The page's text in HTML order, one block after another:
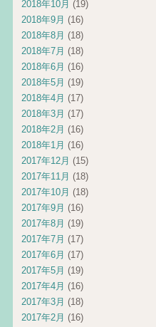
2018年10月 (19)
2018年9月 (16)
2018年8月 (18)
2018年7月 (18)
2018年6月 (16)
2018年5月 (19)
2018年4月 (17)
2018年3月 (17)
2018年2月 (16)
2018年1月 (16)
2017年12月 (15)
2017年11月 (18)
2017年10月 (18)
2017年9月 (16)
2017年8月 (19)
2017年7月 (17)
2017年6月 (17)
2017年5月 (19)
2017年4月 (16)
2017年3月 (18)
2017年2月 (16)